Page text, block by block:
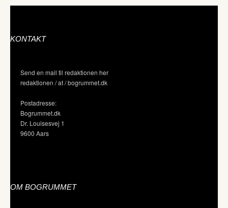
KONTAKT
Send en mail til redaktionen her
redaktionen / at / bogrummet.dk
Postadresse:
Bogrummet.dk
Dr. Louisesvej 1
9600 Aars
OM BOGRUMMET